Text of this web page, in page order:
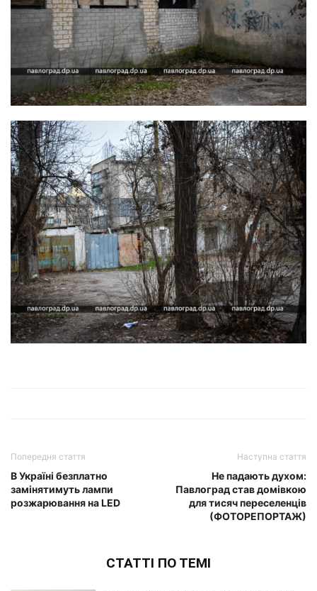
Попередня стаття
В Україні безплатно
замінятимуть лампи
розжарювання на LED
Наступна стаття
Не падають духом:
Павлоград став домівкою
для тисяч переселенців
(ФОТОРЕПОРТАЖ)
СТАТТІ ПО ТЕМІ